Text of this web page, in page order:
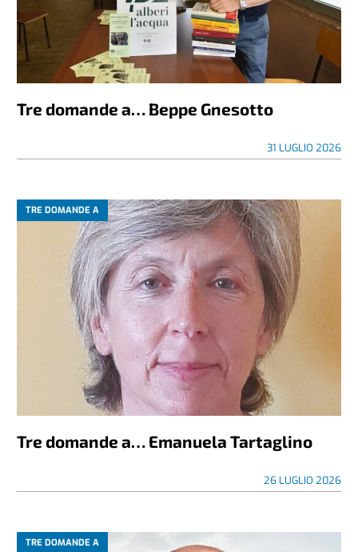
Tre domande a… Beppe Gnesotto
31 LUGLIO 2026
TRE DOMANDE A
Tre domande a… Emanuela Tartaglino
26 LUGLIO 2026
TRE DOMANDE A